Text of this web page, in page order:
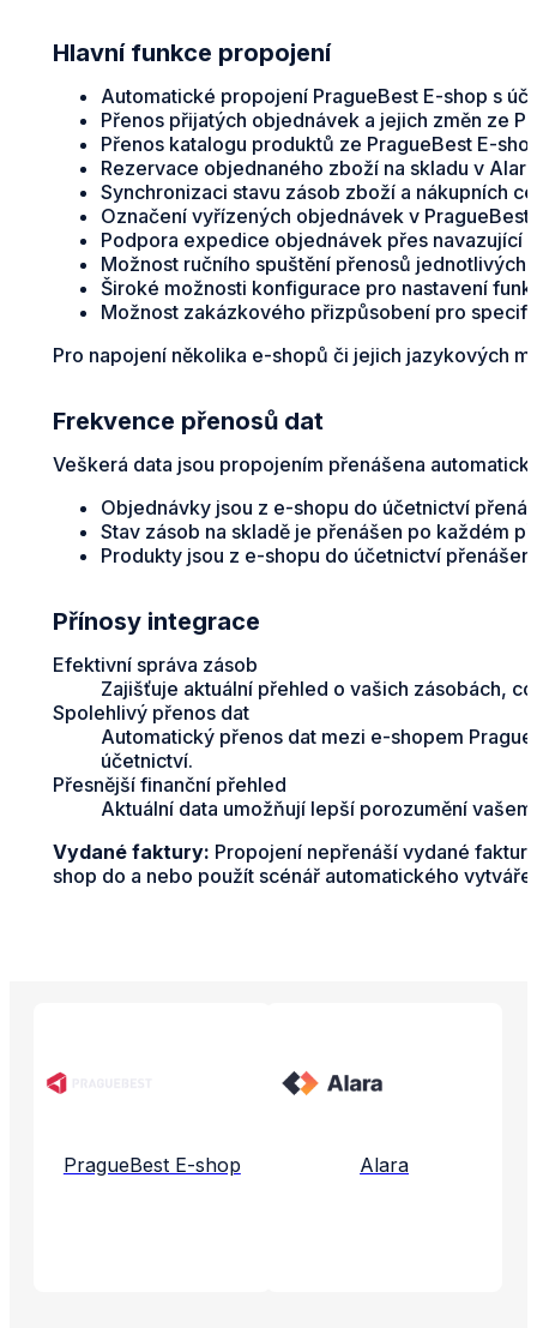
Hlavní funkce propojení
Automatické propojení PragueBest E-shop s
Přenos přijatých objednávek a jejich změn ze
Přenos katalogu produktů ze PragueBest E-
Rezervace objednaného zboží na skladu v
Synchronizaci stavu zásob zboží a nákupních
Označení vyřízených objednávek v
Podpora expedice objednávek přes navazující
Možnost ručního spuštění přenosů jednotlivých
Široké možnosti konfigurace pro nastavení
Možnost zakázkového přizpůsobení pro
Pro napojení několika e-shopů či jejich jazykových
Frekvence přenosů dat
Veškerá data jsou propojením přenášena
Objednávky jsou z e-shopu do účetnictví
Stav zásob na skladě je přenášen po každém
Produkty jsou z e-shopu do účetnictví
Přínosy integrace
Efektivní správa zásob
Zajišťuje aktuální přehled o vašich zásobách,
Spolehlivý přenos dat
Automatický přenos dat mezi e-shopem
účetnictví.
Přesnější finanční přehled
Aktuální data umožňují lepší porozumění
Vydané faktury: Propojení nepřenáší vydané
shop do a nebo použít scénář automatického
PragueBest E-shop Alara